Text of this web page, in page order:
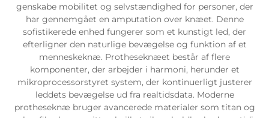
genskabe mobilitet og selvstændighed for personer, der
har gennemgået en amputation over knæet. Denne
sofistikerede enhed fungerer som et kunstigt led, der
efterligner den naturlige bevægelse og funktion af et
menneskeknæ. Protheseknæet består af flere
komponenter, der arbejder i harmoni, herunder et
mikroprocessorstyret system, der kontinuerligt justerer
leddets bevægelse ud fra realtidsdata. Moderne
protheseknæ bruger avancerede materialer som titan og